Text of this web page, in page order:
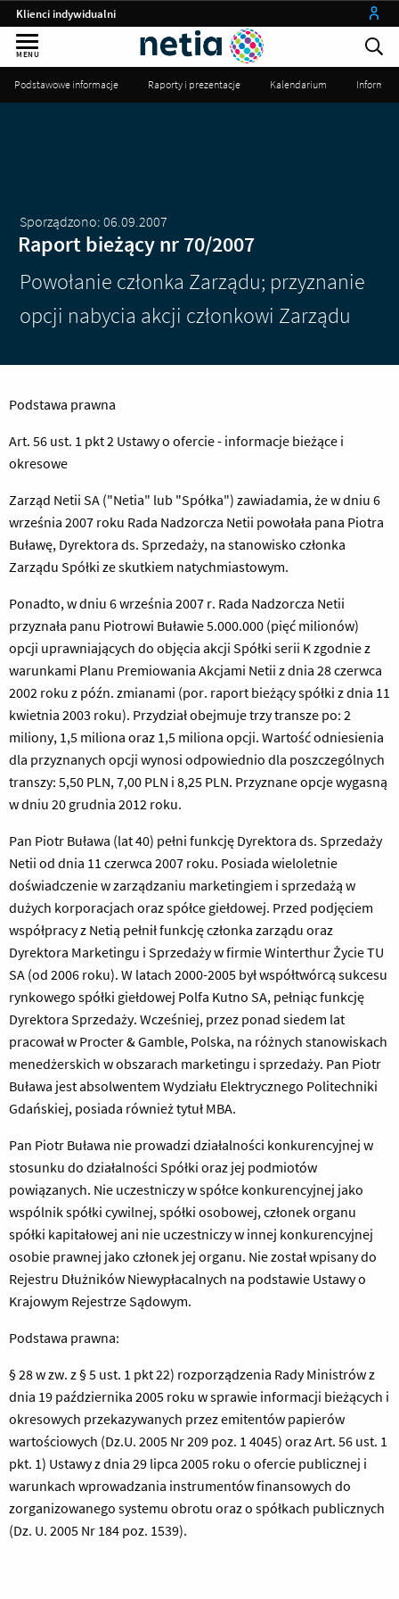
Klienci indywidualni
Małe firmy
Instytucje publiczne
MENU
Podstawowe informacje Raporty i prezentacje Kalendarium
Sporządzono: 06.09.2007
Raport bieżący nr 70/2007
Powołanie członka Zarządu; przyznanie
opcji nabycia akcji członkowi Zarządu
Podstawa prawna
Art. 56 ust. 1 pkt 2 Ustawy o ofercie - informacje bieżące i
okresowe
Zarząd Netii SA ("Netia" lub "Spółka") zawiadamia, że w dniu 6
września 2007 roku Rada Nadzorcza Netii powołała pana Piotra
Buławę, Dyrektora ds. Sprzedaży, na stanowisko członka
Zarządu Spółki ze skutkiem natychmiastowym.
Ponadto, w dniu 6 września 2007 r. Rada Nadzorcza Netii
przyznała panu Piotrowi Buławie 5.000.000 (pięć milionów)
opcji uprawniających do objęcia akcji Spółki serii K zgodnie z
warunkami Planu Premiowania Akcjami Netii z dnia 28 czerwca
2002 roku z późn. zmianami (por. raport bieżący spółki z dnia 11
kwietnia 2003 roku). Przydział obejmuje trzy transze po: 2
miliony, 1,5 miliona oraz 1,5 miliona opcji. Wartość odniesienia
dla przyznanych opcji wynosi odpowiednio dla poszczególnych
transzy: 5,50 PLN, 7,00 PLN i 8,25 PLN. Przyznane opcje wygasną
w dniu 20 grudnia 2012 roku.
Pan Piotr Buława (lat 40) pełni funkcję Dyrektora ds. Sprzedaży
Netii od dnia 11 czerwca 2007 roku. Posiada wieloletnie
doświadczenie w zarządzaniu marketingiem i sprzedażą w
dużych korporacjach oraz spółce giełdowej. Przed podjęciem
współpracy z Netią pełnił funkcję członka zarządu oraz
Dyrektora Marketingu i Sprzedaży w firmie Winterthur Życie TU
SA (od 2006 roku). W latach 2000-2005 był współtwórcą sukcesu
rynkowego spółki giełdowej Polfa Kutno SA, pełniąc funkcję
Dyrektora Sprzedaży. Wcześniej, przez ponad siedem lat
pracował w Procter & Gamble, Polska, na różnych stanowiskach
menedżerskich w obszarach marketingu i sprzedaży. Pan Piotr
Buława jest absolwentem Wydziału Elektrycznego Politechniki
Gdańskiej, posiada również tytuł MBA.
Pan Piotr Buława nie prowadzi działalności konkurencyjnej w
stosunku do działalności Spółki oraz jej podmiotów
powiązanych. Nie uczestniczy w spółce konkurencyjnej jako
wspólnik spółki cywilnej, spółki osobowej, członek organu
spółki kapitałowej ani nie uczestniczy w innej konkurencyjnej
osobie prawnej jako członek jej organu. Nie został wpisany do
Rejestru Dłużników Niewypłacalnych na podstawie Ustawy o
Krajowym Rejestrze Sądowym.
Podstawa prawna:
§ 28 w zw. z § 5 ust. 1 pkt 22) rozporządzenia Rady Ministrów z
dnia 19 października 2005 roku w sprawie informacji bieżących i
okresowych przekazywanych przez emitentów papierów
wartościowych (Dz.U. 2005 Nr 209 poz. 1 4045) oraz Art. 56 ust. 1
pkt. 1) Ustawy z dnia 29 lipca 2005 roku o ofercie publicznej i
warunkach wprowadzania instrumentów finansowych do
zorganizowanego systemu obrotu oraz o spółkach publicznych
(Dz. U. 2005 Nr 184 poz. 1539).